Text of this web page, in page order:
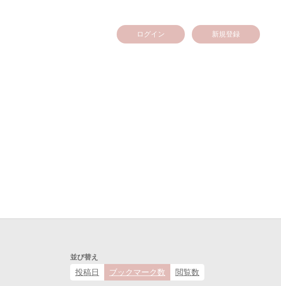
ログイン 新規登録
並び替え
投稿日 ブックマーク数 閲覧数